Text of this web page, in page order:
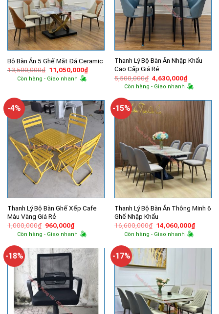
Bộ Bàn Ăn 5 Ghế Mặt Đá Ceramic
13,500,000₫ Giá
gốc
là:
11,050,000₫Giá
hiện
Còn hàng - Giao nhanh
Thanh Lý Bộ Bàn Ăn Nhập Khẩu
Cao Cấp Giá Rẻ
5,500,000₫ Giá
gốc
là:
4,630,000₫Giá
hiện
tại
Còn hàng - Giao nhanh
-4%
Thanh Lý Bộ Bàn Ghế Xếp Cafe
Màu Vàng Giá Rẻ
1,000,000₫ Giá
gốc
là:
960,000₫Giá
hiện
tại
960,000₫.
Còn hàng - Giao nhanh
-15%
Thanh Lý Bộ Bàn Ăn Thông Minh 6
Ghế Nhập Khẩu
16,600,000₫ Giá
gốc
là:
14,060,000₫Giá
hiện
Còn hàng - Giao nhanh
-18% -17%